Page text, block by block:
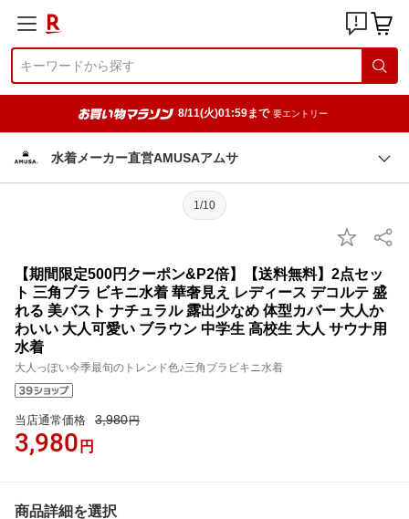
8/11(火)01:59まで 要エントリー
水着メーカー直営AMUSAアムサ
1/10
【期間限定500円クーポン&P2倍】【送料無料】2点セッ
ト 三角ブラ ビキニ水着 華奢見え レディース デコルテ 盛
れる 美バスト ナチュラル 露出少なめ 体型カバー 大人か
わいい 大人可愛い ブラウン 中学生 高校生 大人 サウナ用
水着
大人っぽい今季最旬のトレンド色♪三角ブラビキニ水着
当店通常価格 3,980円
3,980 円
商品詳細を選択